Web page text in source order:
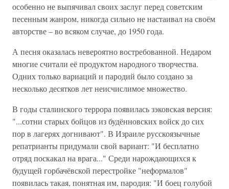
особенно не выпячивал своих заслуг перед советским
песенным жанром, никогда сильно не настаивал на своём
авторстве – во всяком случае, до 1950 года.
А песня оказалась невероятно востребованной. Недаром
многие считали её продуктом народного творчества.
Одних только вариаций и пародий было создано за
несколько десятков лет неисчислимое множество.
В годы сталинского террора появилась зэковская версия:
"...сотни старых бойцов из будённовских войск до сих
пор в лагерях догнивают". В Израиле русскоязычные
репатрианты придумали свой вариант: "И бесплатно
отряд поскакал на врага..." Среди нарождающихся к
будущей горбачёвской перестройке "неформалов"
появилась такая, понятная им, пародия: "И боец голубой